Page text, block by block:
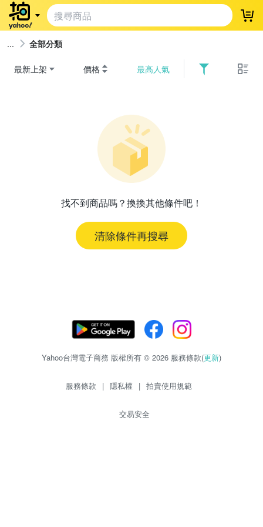
登
全部分類
最新上架 價格 最高人氣
找不到商品嗎？換換其他條件吧！
清除條件再搜尋
Yahoo台灣電子商務 版權所有 © 2026 服務條款(更新)
服務條款 | 隱私權 | 拍賣使用規範
交易安全